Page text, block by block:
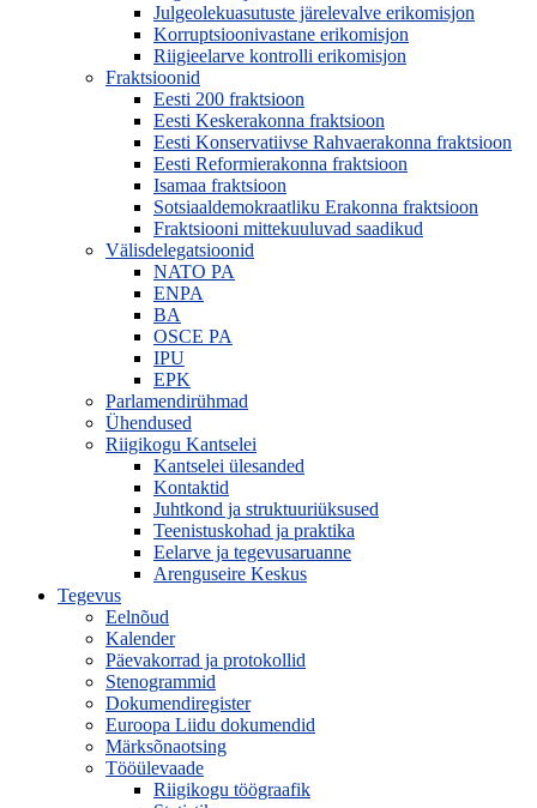
Julgeolekuasutuste järelevalve erikomisjon
Korruptsioonivastane erikomisjon
Riigieelarve kontrolli erikomisjon
Fraktsioonid
Eesti 200 fraktsioon
Eesti Keskerakonna fraktsioon
Eesti Konservatiivse Rahvaerakonna fraktsioon
Eesti Reformierakonna fraktsioon
Isamaa fraktsioon
Sotsiaaldemokraatliku Erakonna fraktsioon
Fraktsiooni mittekuuluvad saadikud
Välisdelegatsioonid
NATO PA
ENPA
BA
OSCE PA
IPU
EPK
Parlamendirühmad
Ühendused
Riigikogu Kantselei
Kantselei ülesanded
Kontaktid
Juhtkond ja struktuuriüksused
Teenistuskohad ja praktika
Eelarve ja tegevusaruanne
Arenguseire Keskus
Tegevus
Eelnõud
Kalender
Päevakorrad ja protokollid
Stenogrammid
Dokumendiregister
Euroopa Liidu dokumendid
Märksõnaotsing
Tööülevaade
Riigikogu töögraafik